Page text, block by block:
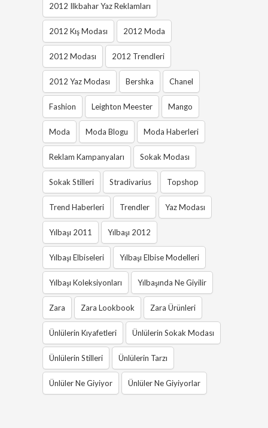
2012 Ilkbahar Yaz Reklamları
2012 Kış Modası 2012 Moda
2012 Modası 2012 Trendleri
2012 Yaz Modası Bershka Chanel
Fashion Leighton Meester Mango
Moda Moda Blogu Moda Haberleri
Reklam Kampanyaları Sokak Modası
Sokak Stilleri Stradivarius Topshop
Trend Haberleri Trendler Yaz Modası
Yılbaşı 2011 Yılbaşı 2012
Yılbaşı Elbiseleri Yılbaşı Elbise Modelleri
Yılbaşı Koleksiyonları Yılbaşında Ne Giyilir
Zara Zara Lookbook Zara Ürünleri
Ünlülerin Kıyafetleri Ünlülerin Sokak Modası
Ünlülerin Stilleri Ünlülerin Tarzı
Ünlüler Ne Giyiyor Ünlüler Ne Giyiyorlar